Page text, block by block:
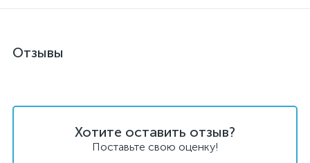
Отзывы
Хотите оставить отзыв?
Поставьте свою оценку!